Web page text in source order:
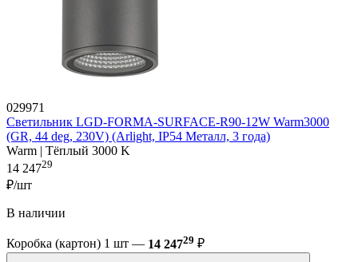
029971
Светильник LGD-FORMA-SURFACE-R90-12W Warm3000
(GR, 44 deg, 230V) (Arlight, IP54 Металл, 3 года)
Warm | Тёплый 3000 K
14 24729
₽/шт
В наличии
Коробка (картон) 1 шт — 14 24729 ₽